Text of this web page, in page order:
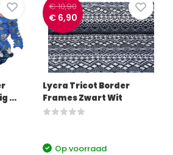
...
€ 10,90
€ 6,90
Lycra Tricot Border
Frames Zwart Wit
Op voorraad